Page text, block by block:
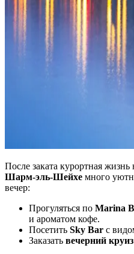
После заката курортная жизнь
Шарм-эль-Шейхе много
вечер:
Прогуляться по Marina
и ароматом кофе.
Посетить Sky Bar с
Заказать вечерний круиз